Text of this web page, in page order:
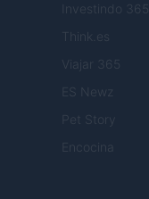
Investindo 365
Think.es
Viajar 365
ES Newz
Pet Story
Encocina